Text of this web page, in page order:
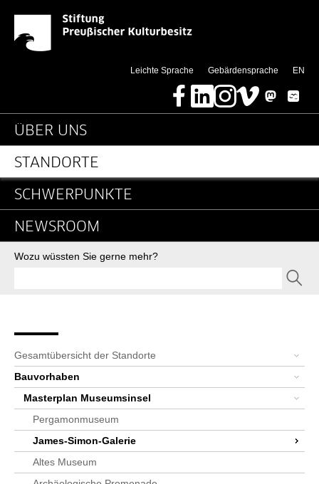
Springe direkt zu:
James-Simon-
Leichte Sprache Gebärdensprache EN
FacebookLinkedInInstagram
Vimeo MastodonBluesky
Hauptnavigation
ÜBER UNS
STANDORTE
SCHWERPUNKTE
NEWSROOM
Suche
Wozu wüssten Sie gerne mehr?
Seitenpfad
Bereichsnavigation
Gesamtübersicht der Standorte
Bauvorhaben
Masterplan Museumsinsel
Pergamonmuseum
James-Simon-Galerie
Altes Museum